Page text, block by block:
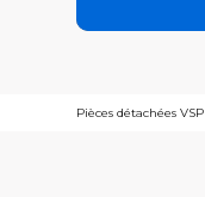
Pièces détachées VSP